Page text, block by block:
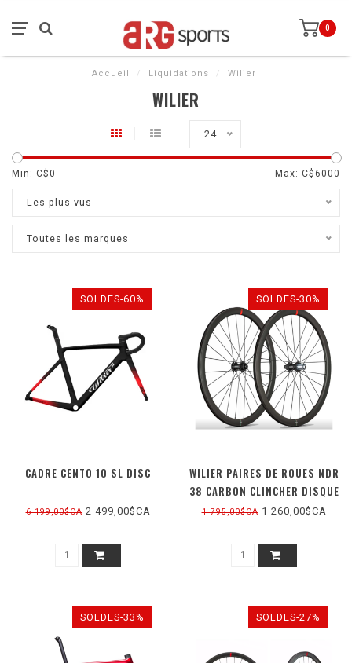
0
Accueil / Liquidations / Wilier
WILIER
24
Min: C$0 Max: C$ 6000
Les plus vus
Toutes les marques
SOLDES-60%
CADRE CENTO 10 SL DISC
6 199,00$CA2 499,00$CA
SOLDES-30%
WILIER PAIRES DE ROUES NDR
38 CARBON CLINCHER DISQUE
1 795,00$CA1 260,00$CA
SOLDES-33% SOLDES-27%